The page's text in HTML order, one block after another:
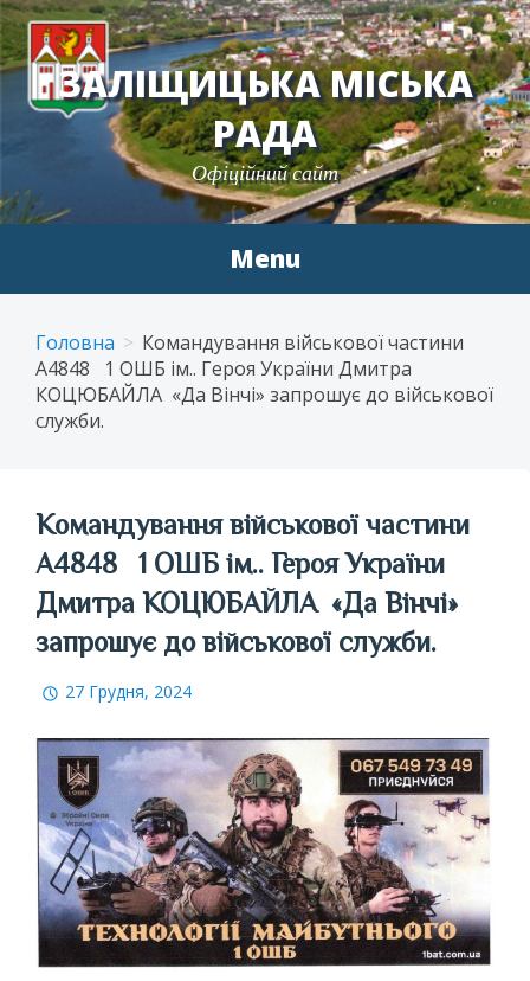
ЗАЛІЩИЦЬКА МІСЬКА
РАДА
Офіційний сайт
Menu
content
Головна
Командування військової частини
А4848 1 ОШБ ім.. Героя України Дмитра
КОЦЮБАЙЛА «Да Вінчі» запрошує до військової
служби.
Командування військової частини
А4848 1 ОШБ ім.. Героя України
Дмитра КОЦЮБАЙЛА «Да Вінчі»
запрошує до військової служби.
27 Грудня, 2024